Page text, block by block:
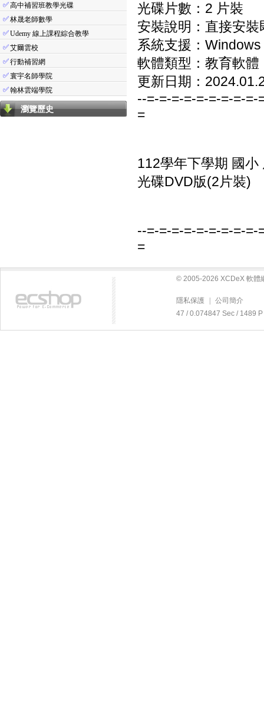
✅高中補習班教學光碟
✅林晟老師數學
✅Udemy 線上課程綜合教學
✅艾爾雲校
✅行動補習網
✅寰宇名師學院
✅翰林雲端學院
瀏覽歷史
光碟片數：2 片裝
安裝說明：直接安裝
系統支援：
軟體類型：教育軟體
更新日期：
--=-=-=-=-=-=-=-=-=-
=
112學年下學期 國
光碟DVD版(2片裝)
--=-=-=-=-=-=-=-=-=-
=
© 2005-2026 XCDeX 軟體
隱私保護
公司簡介
47 / 0.074847 Sec / 1489